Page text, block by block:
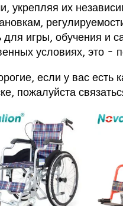
укрепляя их
игры, обучения и
условиях, это -
если у вас
пожалуйста